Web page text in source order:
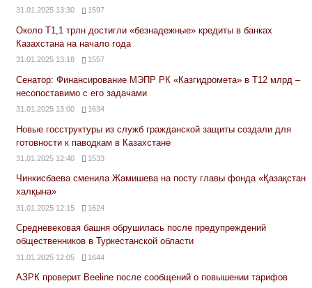
31.01.2025 13:30 1597
Около Т1,1 трлн достигли «безнадежные» кредиты в банках
Казахстана на начало года
31.01.2025 13:18 1557
Сенатор: Финансирование МЭПР РК «Казгидромета» в Т12 млрд –
несопоставимо с его задачами
31.01.2025 13:00 1634
Новые госструктуры из служб гражданской защиты создали для
готовности к паводкам в Казахстане
31.01.2025 12:40 1533
Чинкисбаева сменила Жамишева на посту главы фонда «Қазақстан
халқына»
31.01.2025 12:15 1624
Средневековая башня обрушилась после предупреждений
общественников в Туркестанской области
31.01.2025 12:05 1644
АЗРК проверит Beeline после сообщений о повышении тарифов